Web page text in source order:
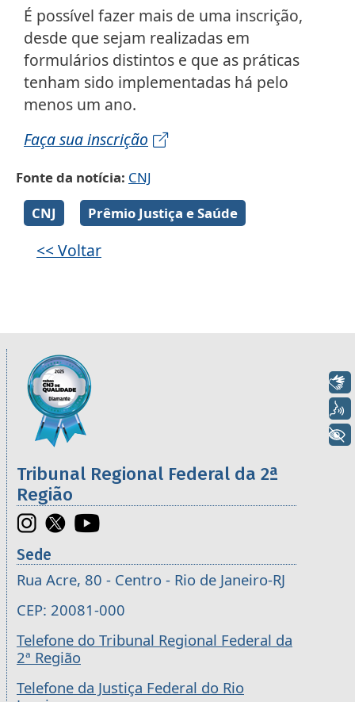
É possível fazer mais de uma inscrição,
desde que sejam realizadas em
formulários distintos e que as práticas
tenham sido implementadas há pelo
menos um ano.
Faça sua inscrição
Fonte da notícia CNJ
Galeria de imagens
CNJ
Prêmio Justiça e Saúde
<< Voltar
Informações úteis sobre os órgãos da 2ª
Imagem
Tribunal Regional Federal da 2ª
Região
Sede
Rua Acre, 80 - Centro - Rio de Janeiro-RJ
CEP: 20081-000
Telefone do Tribunal Regional Federal da
2ª Região
Telefone da Justiça Federal do Rio